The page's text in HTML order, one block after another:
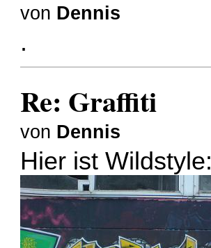
von Dennis
.
Re: Graffiti
von Dennis
Hier ist Wildstyle: